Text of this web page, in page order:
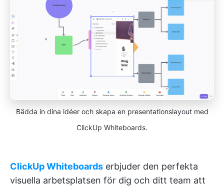
Bädda in dina idéer och skapa en presentationslayout med
ClickUp Whiteboards.
ClickUp Whiteboards erbjuder den perfekta
visuella arbetsplatsen för dig och ditt team att